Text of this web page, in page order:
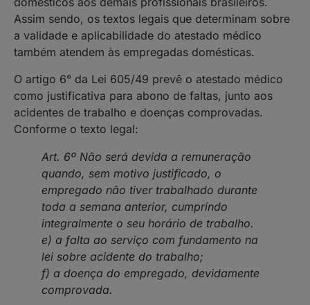
Assim sendo, os textos legais que determinam sobre
a validade e aplicabilidade do atestado médico
também atendem às empregadas domésticas.
O artigo 6° da Lei 605/49 prevê o atestado médico
como justificativa para abono de faltas, junto aos
acidentes de trabalho e doenças comprovadas.
Conforme o texto legal:
Art. 6º Não será devida a remuneração
quando, sem motivo justificado, o
empregado não tiver trabalhado durante
toda a semana anterior, cumprindo
integralmente o seu horário de trabalho.
e) a falta ao serviço com fundamento na
lei sobre acidente do trabalho;
f) a doença do empregado, devidamente
comprovada.